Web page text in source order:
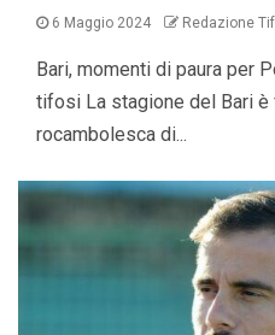
6 Maggio 2024 Redazione
Bari, momenti di paura per
tifosi La stagione del Bari è
rocambolesca di...